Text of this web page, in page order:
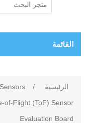
القائمة
الرئيسية /
of-Flight (ToF) Sensor
Evaluation Board